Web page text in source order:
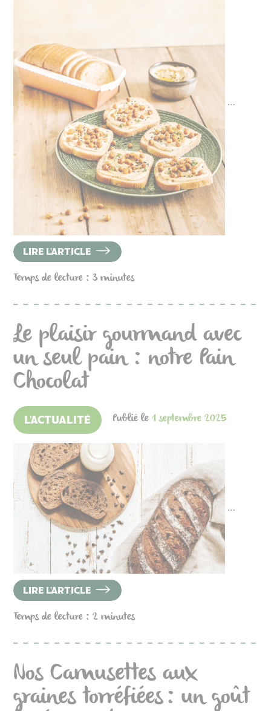
…
LIRE L'ARTICLE
Temps de lecture : 3 minutes
Le plaisir gourmand avec
un seul pain : notre Pain
Chocolat
L'ACTUALITÉ Publié le1 septembre 2025
…
LIRE L'ARTICLE
Temps de lecture : 2 minutes
Nos Camusettes aux
graines torréfiées : un goût